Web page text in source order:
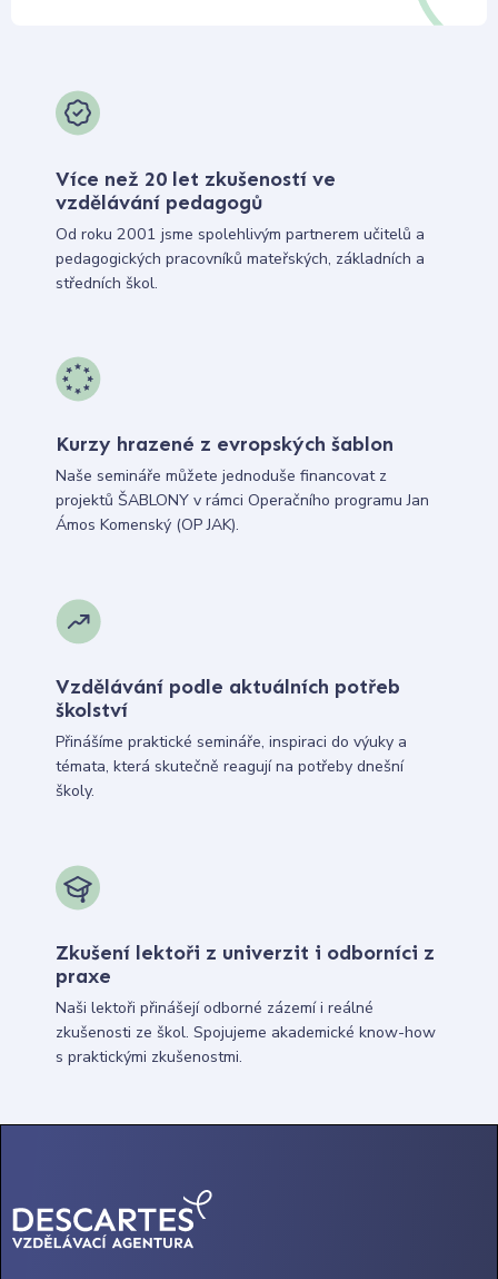
Více než 20 let zkušeností ve
vzdělávání pedagogů
Od roku 2001 jsme spolehlivým partnerem učitelů a
pedagogických pracovníků mateřských, základních a
středních škol.
Kurzy hrazené z evropských šablon
Naše semináře můžete jednoduše financovat z
projektů ŠABLONY v rámci Operačního programu Jan
Ámos Komenský (OP JAK).
Vzdělávání podle aktuálních potřeb
školství
Přinášíme praktické semináře, inspiraci do výuky a
témata, která skutečně reagují na potřeby dnešní
školy.
Zkušení lektoři z univerzit i odborníci z
praxe
Naši lektoři přinášejí odborné zázemí i reálné
zkušenosti ze škol. Spojujeme akademické know-how
s praktickými zkušenostmi.